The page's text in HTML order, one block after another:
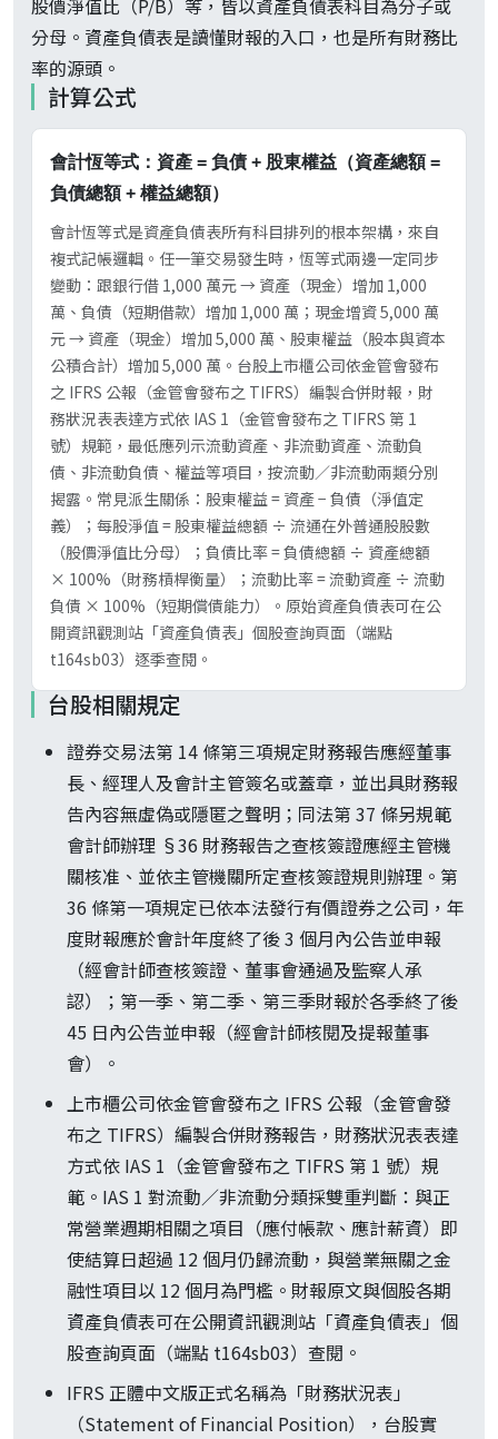
股價淨值比（P/B）等，皆以資產負債表科目為分子或
分母。資產負債表是讀懂財報的入口，也是所有財務比
率的源頭。
計算公式
會計恆等式：資產 = 負債 + 股東權益（資產總額 =
負債總額 + 權益總額）
會計恆等式是資產負債表所有科目排列的根本架構，來自
複式記帳邏輯。任一筆交易發生時，恆等式兩邊一定同步
變動：跟銀行借 1,000 萬元 → 資產（現金）增加 1,000
萬、負債（短期借款）增加 1,000 萬；現金增資 5,000 萬
元 → 資產（現金）增加 5,000 萬、股東權益（股本與資本
公積合計）增加 5,000 萬。台股上市櫃公司依金管會發布
之 IFRS 公報（金管會發布之 TIFRS）編製合併財報，財
務狀況表表達方式依 IAS 1（金管會發布之 TIFRS 第 1
號）規範，最低應列示流動資產、非流動資產、流動負
債、非流動負債、權益等項目，按流動／非流動兩類分別
揭露。常見派生關係：股東權益 = 資產 − 負債（淨值定
義）；每股淨值 = 股東權益總額 ÷ 流通在外普通股股數
（股價淨值比分母）；負債比率 = 負債總額 ÷ 資產總額
× 100%（財務槓桿衡量）；流動比率 = 流動資產 ÷ 流動
負債 × 100%（短期償債能力）。原始資產負債表可在公
開資訊觀測站「資產負債表」個股查詢頁面（端點
t164sb03）逐季查閱。
台股相關規定
證券交易法第 14 條第三項規定財務報告應經董事
長、經理人及會計主管簽名或蓋章，並出具財務報
告內容無虛偽或隱匿之聲明；同法第 37 條另規範
會計師辦理 §36 財務報告之查核簽證應經主管機
關核准、並依主管機關所定查核簽證規則辦理。第
36 條第一項規定已依本法發行有價證券之公司，年
度財報應於會計年度終了後 3 個月內公告並申報
（經會計師查核簽證、董事會通過及監察人承
認）；第一季、第二季、第三季財報於各季終了後
45 日內公告並申報（經會計師核閱及提報董事
會）。
上市櫃公司依金管會發布之 IFRS 公報（金管會發
布之 TIFRS）編製合併財務報告，財務狀況表表達
方式依 IAS 1（金管會發布之 TIFRS 第 1 號）規
範。IAS 1 對流動／非流動分類採雙重判斷：與正
常營業週期相關之項目（應付帳款、應計薪資）即
使結算日超過 12 個月仍歸流動，與營業無關之金
融性項目以 12 個月為門檻。財報原文與個股各期
資產負債表可在公開資訊觀測站「資產負債表」個
股查詢頁面（端點 t164sb03）查閱。
IFRS 正體中文版正式名稱為「財務狀況表」
（Statement of Financial Position），台股實